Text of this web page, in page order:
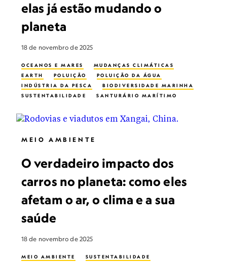
elas já estão mudando o
planeta
18 de novembro de 2025
OCEANOS E MARES
MUDANÇAS CLIMÁTICAS
EARTH
POLUIÇÃO
POLUIÇÃO DA ÁGUA
INDÚSTRIA DA PESCA
BIODIVERSIDADE MARINHA
SUSTENTABILIDADE
SANTURÁRIO MARÍTIMO
MEIO AMBIENTE
O verdadeiro impacto dos
carros no planeta: como eles
afetam o ar, o clima e a sua
saúde
18 de novembro de 2025
MEIO AMBIENTE
SUSTENTABILIDADE